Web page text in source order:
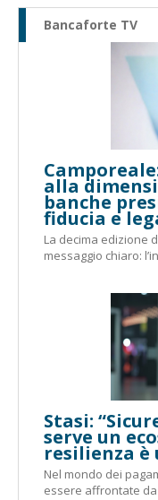
Bancaforte TV
alla
banche
fiducia e
La decima edizione
messaggio chiaro:
Stasi:
serve un
resilienza è
Nel mondo dei
essere affrontate